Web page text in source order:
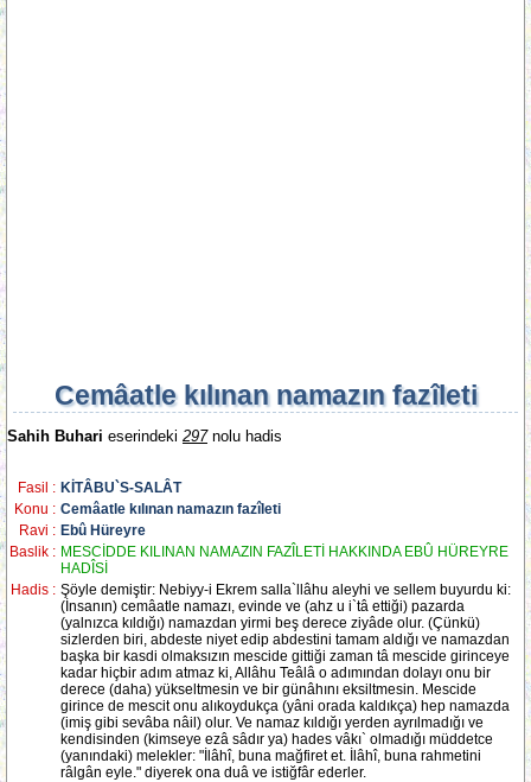
Cemâatle kılınan namazın fazîleti
Sahih Buhari eserindeki 297nolu hadis
Fasil : KİTÂBU`S-SALÂT
Konu : Cemâatle kılınan namazın fazîleti
Ravi : Ebû Hüreyre
Baslik : MESCİDDE KILINAN NAMAZIN FAZÎLETİ HAKKINDA EBÛ HÜREYRE
HADÎSİ
Hadis : Şöyle demiştir: Nebiyy-i Ekrem salla`llâhu aleyhi ve sellem buyurdu ki:
(İnsanın) cemâatle namazı, evinde ve (ahz u i`tâ ettiği) pazarda
(yalnızca kıldığı) namazdan yirmi beş derece ziyâde olur. (Çünkü)
sizlerden biri, abdeste niyet edip abdestini tamam aldığı ve namazdan
başka bir kasdi olmaksızın mescide gittiği zaman tâ mescide girinceye
kadar hiçbir adım atmaz ki, Allâhu Teâlâ o adımından dolayı onu bir
derece (daha) yükseltmesin ve bir günâhını eksiltmesin. Mescide
girince de mescit onu alıkoydukça (yâni orada kaldıkça) hep namazda
(imiş gibi sevâba nâil) olur. Ve namaz kıldığı yerden ayrılmadığı ve
kendisinden (kimseye ezâ sâdır ya) hades vâkı` olmadığı müddetce
(yanındaki) melekler: "İlâhî, buna mağfiret et. İlâhî, buna rahmetini
râlgân eyle." diyerek ona duâ ve istiğfâr ederler.